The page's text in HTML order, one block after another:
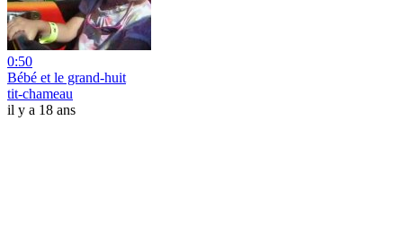
0:50
Bébé et le grand-huit
tit-chameau
il y a 18 ans